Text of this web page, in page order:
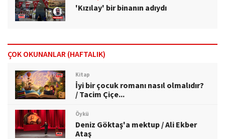
'Kızılay' bir binanın adıydı
ÇOK OKUNANLAR (HAFTALIK)
Kitap
İyi bir çocuk romanı nasıl olmalıdır?
/ Tacim Çiçe...
Öykü
Deniz Göktaş'a mektup / Ali Ekber
Ataş